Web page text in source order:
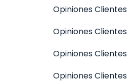
Opiniones Clientes
Opiniones Clientes
Opiniones Clientes
Opiniones Clientes